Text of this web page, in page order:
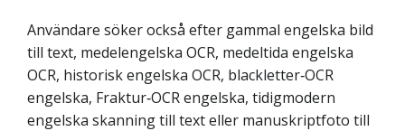
Användare söker också efter gammal engelska bild
till text, medelengelska OCR, medeltida engelska
OCR, historisk engelska OCR, blackletter‑OCR
engelska, Fraktur‑OCR engelska, tidigmodern
engelska skanning till text eller manuskriptfoto till